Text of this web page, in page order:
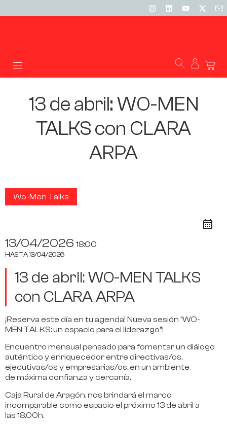
13 de abril: WO-MEN
TALKS con CLARA
ARPA
Wo-Men Talks
13/04/2026 18:00
HASTA13/04/2026
13 de abril: WO-MEN TALKS
con CLARA ARPA
¡Reserva este día en tu agenda! Nueva sesión “WO-
MEN TALKS:un espacio para el liderazgo”!
Encuentro mensual pensado para fomentar un diálogo
auténtico y enriquecedor entre directivas/os,
ejecutivas/os y empresarias/os, en un ambiente
de máxima confianza y cercanía.
Caja Rural de Aragón, nos brindará el marco
incomparable como espacio el próximo 13 de abril a
las 18.00h.